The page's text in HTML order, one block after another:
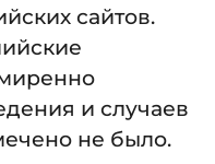
сайтов.
и случаев
не было.